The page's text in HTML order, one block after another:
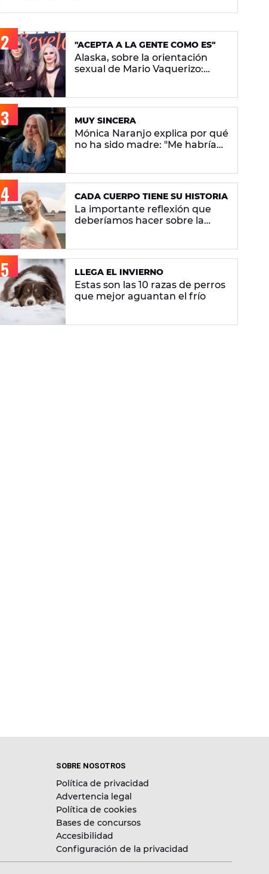
"ACEPTA A LA GENTE COMO ES"
Alaska, sobre la orientación
sexual de Mario Vaquerizo:
MUY SINCERA
Mónica Naranjo explica por qué
no ha sido madre: "Me habría
CADA CUERPO TIENE SU HISTORIA
La importante reflexión que
deberíamos hacer sobre la
LLEGA EL INVIERNO
Estas son las 10 razas de perros
que mejor aguantan el frío
SOBRE NOSOTROS
Política de privacidad
Advertencia legal
Política de cookies
Bases de concursos
Accesibilidad
Configuración de la privacidad